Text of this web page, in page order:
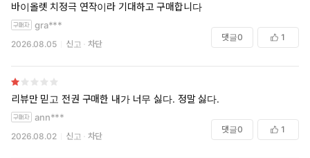
바이올렛 치정극 연작이라 기대하고 구매합니다
gra***
2026.08.05 신고 차단
댓글0 1
리뷰만 믿고 전권 구매한 내가 너무 싫다. 정말 싫다.
ann***
2026.08.02 신고 차단
댓글0 1